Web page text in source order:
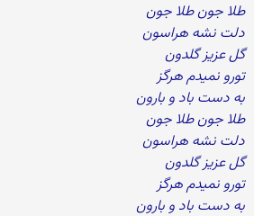
طلا جون طلا جون
دلت نشه هراسون
گل عزیز گلدون
تورو نمیدم هرگز
به دست باد و بارون
طلا جون طلا جون
دلت نشه هراسون
گل عزیز گلدون
تورو نمیدم هرگز
به دست باد و بارون